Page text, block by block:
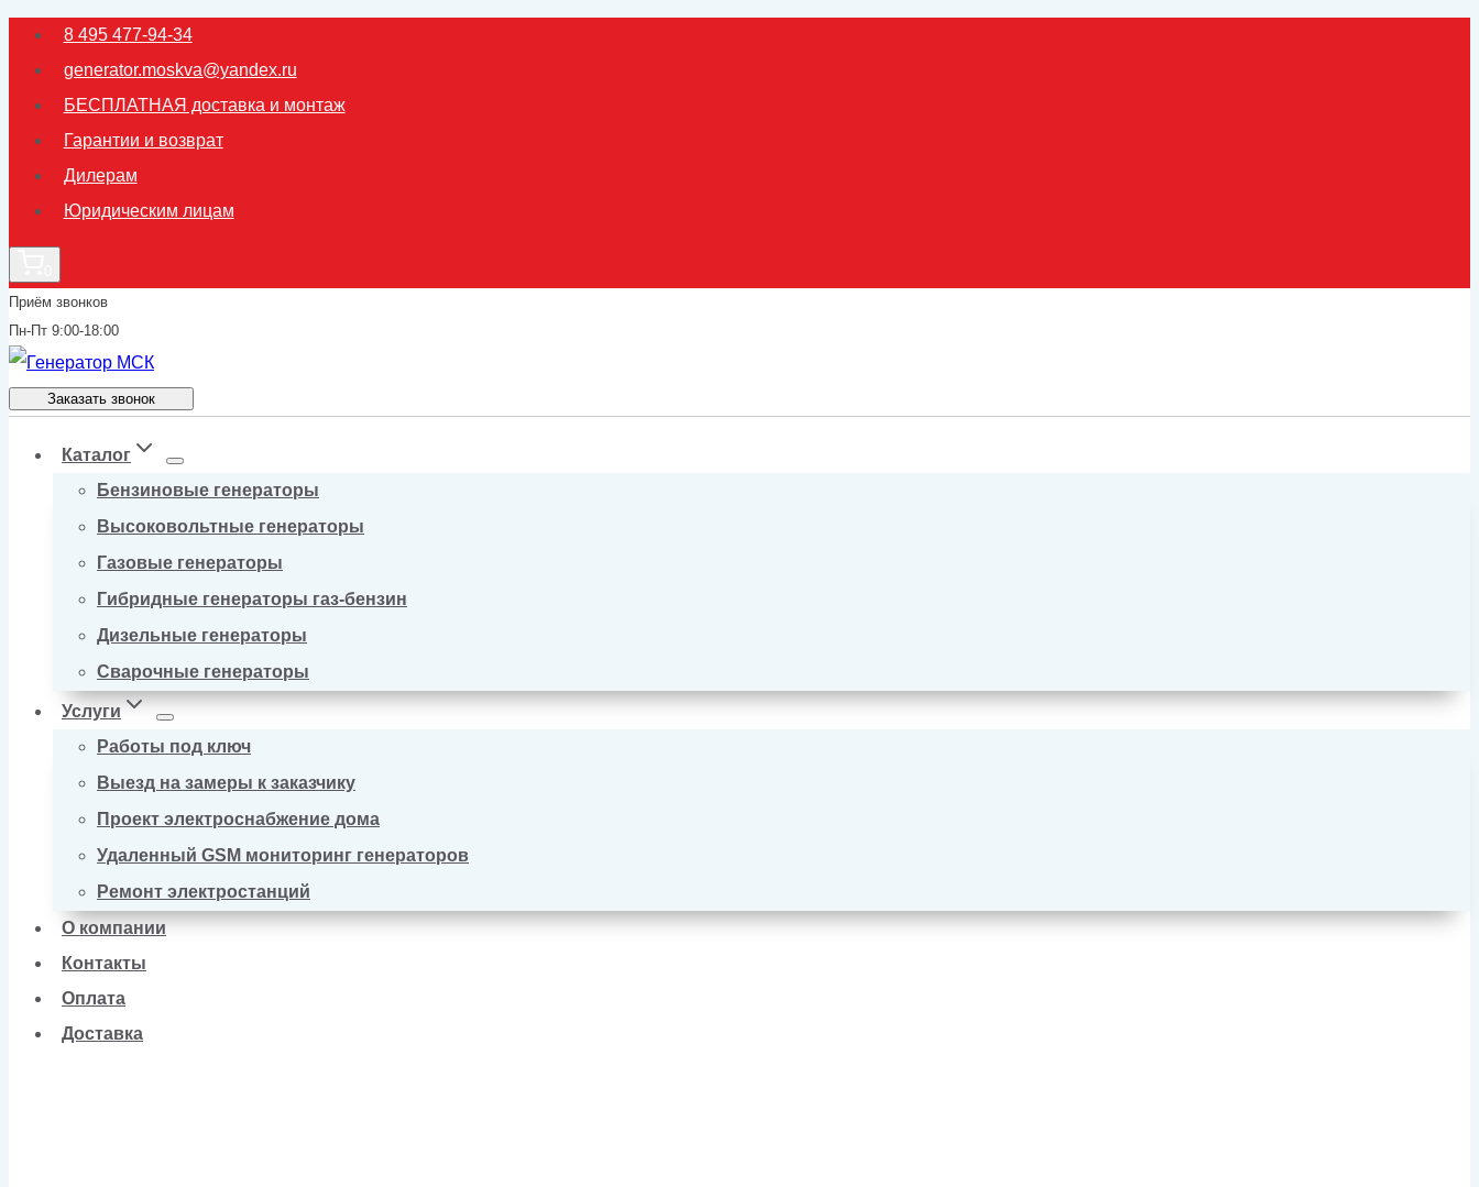
Перейти
содержимому
8 495 477-94-34
generator.moskva@yandex.ru
БЕСПЛАТНАЯ доставка и монтаж
Гарантии и возврат
Дилерам
Юридическим лицам
Приём звонков
Пн-Пт 9:00-18:00
Заказать звонок
Каталог
Бензиновые генераторы
Высоковольтные генераторы
Газовые генераторы
Гибридные генераторы газ-бензин
Дизельные генераторы
Сварочные генераторы
Услуги
Работы под ключ
Выезд на замеры к заказчику
Проект электроснабжение дома
Удаленный GSM мониторинг генераторов
Ремонт электростанций
О компании
Контакты
Оплата
Доставка